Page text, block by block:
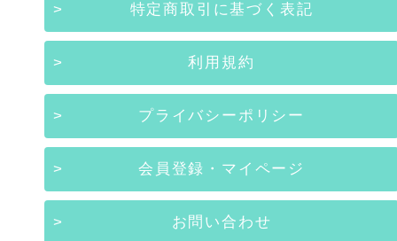
特定商取引に基づく表記
利用規約
プライバシーポリシー
会員登録・マイページ
お問い合わせ